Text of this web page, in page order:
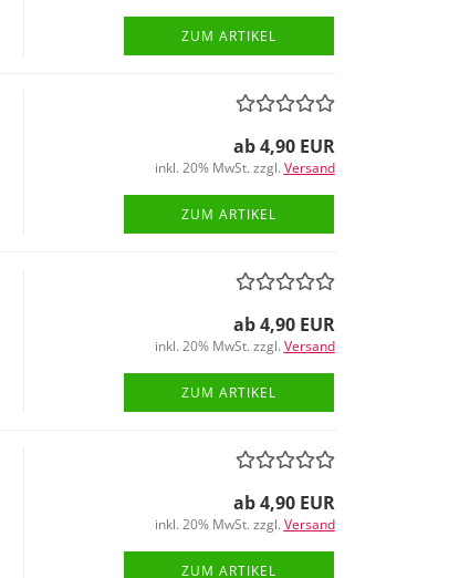
ZUM ARTIKEL
ab 4,90 EUR
inkl. 20% MwSt. zzgl. Versand
ZUM ARTIKEL
ab 4,90 EUR
inkl. 20% MwSt. zzgl. Versand
ZUM ARTIKEL
ab 4,90 EUR
inkl. 20% MwSt. zzgl. Versand
ZUM ARTIKEL